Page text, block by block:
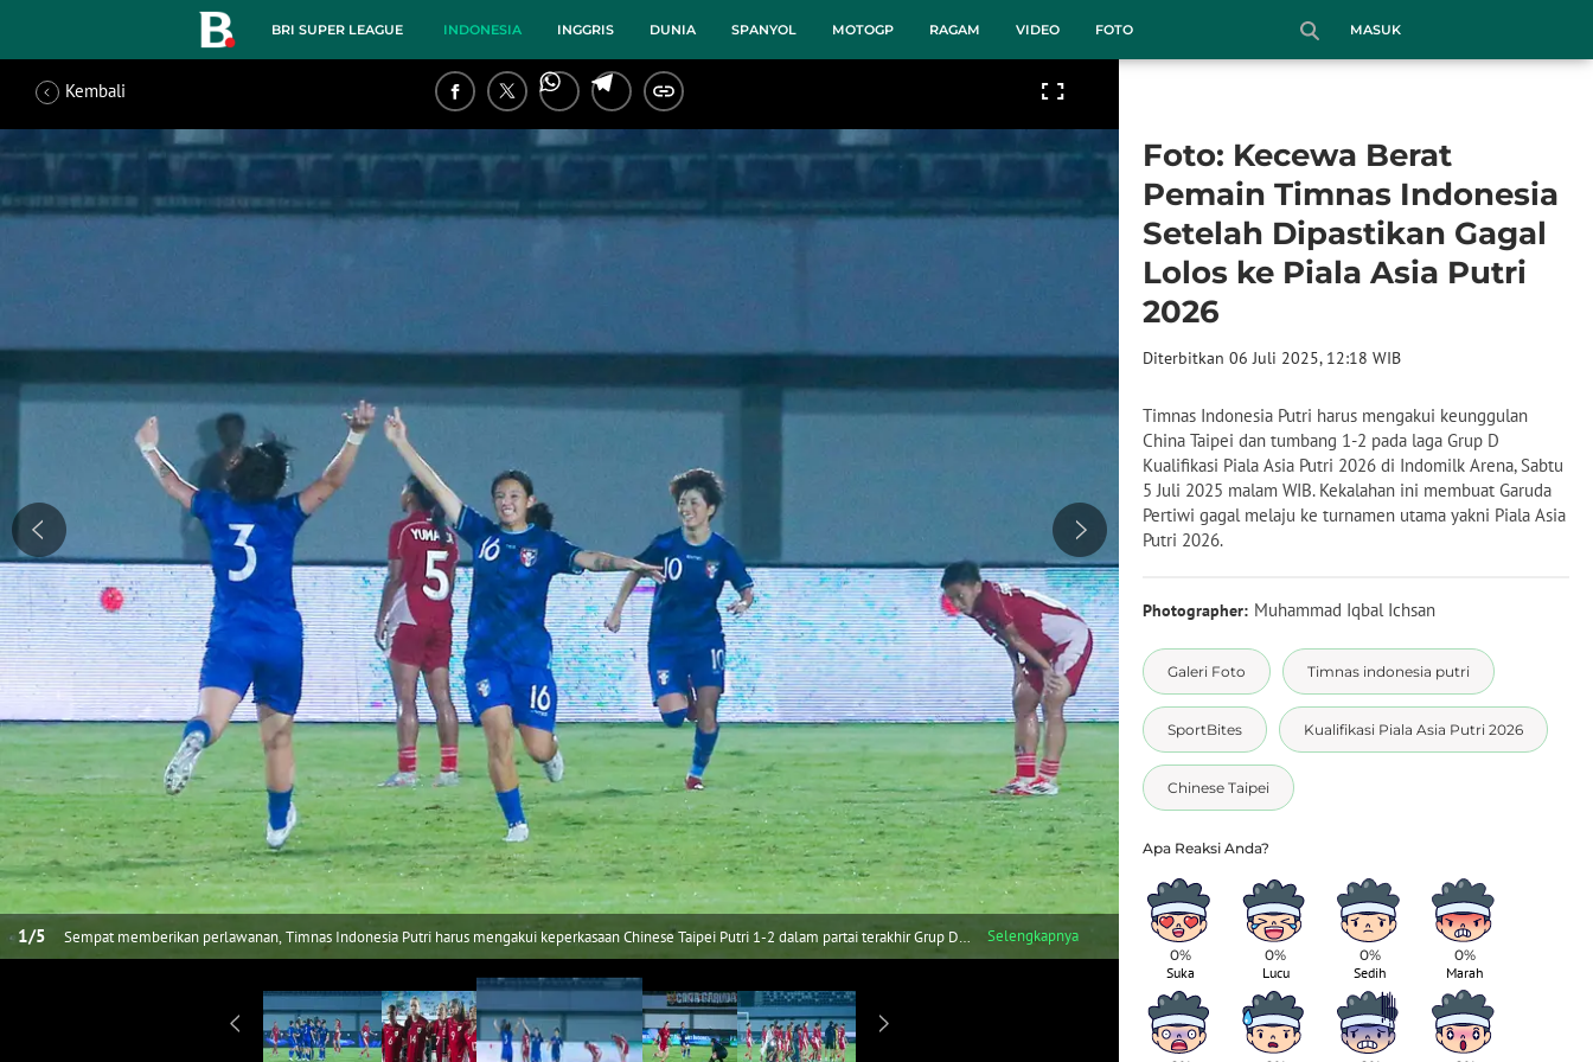
BRI SUPER LEAGUE INDONESIA INGGRIS DUNIA SPANYOL MOTOGP RAGAM VIDEO FOTO MASUK
1/5
Sempat memberikan perlawanan, Timnas Indonesia Putri harus mengakui keperkasaan Chinese Taipei Putri 1-2 dalam partai terakhir Grup D
Kualifikasi Piala Asia Putri 2026 di Indomilk Arena, Tangerang, pada Sabtu (5/7/2025). (Bola.com/M Iqbal Ichsan)
Selengkapnya /5
Pemain Timnas Indonesia Putri, Isa Warps, berusaha
Piala Asia Putri 2026 di Indomilk Arena, Tangerang, pada
Foto: Kecewa Berat
Pemain Timnas Indonesia
Setelah Dipastikan Gagal
Lolos ke Piala Asia Putri
2026
Diterbitkan 06 Juli 2025, 12:18 WIB
Timnas Indonesia Putri harus mengakui keunggulan
China Taipei dan tumbang 1-2 pada laga Grup D
Kualifikasi Piala Asia Putri 2026 di Indomilk Arena, Sabtu
5 Juli 2025 malam WIB. Kekalahan ini membuat Garuda
Pertiwi gagal melaju ke turnamen utama yakni Piala Asia
Putri 2026.
Photographer: Muhammad Iqbal Ichsan
Galeri Foto Timnas indonesia putri
SportBites Kualifikasi Piala Asia Putri 2026
Chinese Taipei
0%
Suka
0%
Lucu
0%
Sedih
0%
Marah